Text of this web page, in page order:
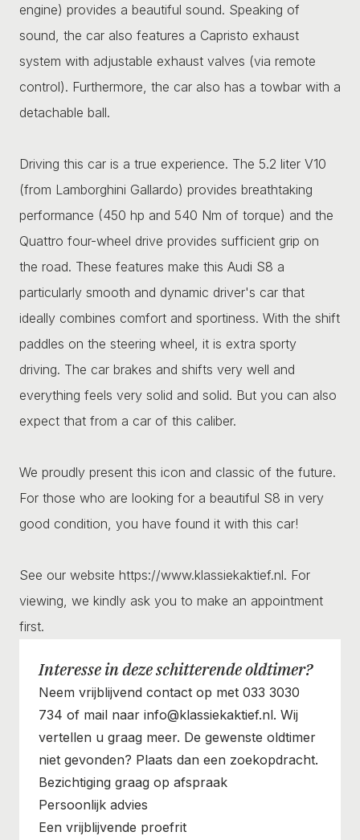
engine) provides a beautiful sound. Speaking of
sound, the car also features a Capristo exhaust
system with adjustable exhaust valves (via remote
control). Furthermore, the car also has a towbar with a
detachable ball.
Driving this car is a true experience. The 5.2 liter V10
(from Lamborghini Gallardo) provides breathtaking
performance (450 hp and 540 Nm of torque) and the
Quattro four-wheel drive provides sufficient grip on
the road. These features make this Audi S8 a
particularly smooth and dynamic driver's car that
ideally combines comfort and sportiness. With the shift
paddles on the steering wheel, it is extra sporty
driving. The car brakes and shifts very well and
everything feels very solid and solid. But you can also
expect that from a car of this caliber.
We proudly present this icon and classic of the future.
For those who are looking for a beautiful S8 in very
good condition, you have found it with this car!
See our website https://www.klassiekaktief.nl. For
viewing, we kindly ask you to make an appointment
first.
Interesse in deze schitterende oldtimer?
Neem vrijblijvend contact op met 033 3030
734 of mail naar info@klassiekaktief.nl. Wij
vertellen u graag meer. De gewenste oldtimer
niet gevonden? Plaats dan een zoekopdracht.
Bezichtiging graag op afspraak
Persoonlijk advies
Een vrijblijvende proefrit